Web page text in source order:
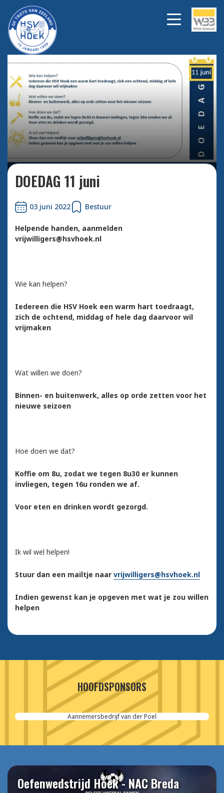
Bekijk alle foto's
DOEDAG 11 juni
03 juni 2022 Bestuur
Helpende handen, aanmelden
vrijwilligers@hsvhoek.nl
Wie kan helpen?
Iedereen die HSV Hoek een warm hart toedraagt,
zich de ochtend, middag of hele dag daarvoor wil
vrijmaken
Wat willen we doen?
Binnen- en buitenwerk, alles op orde zetten voor het
nieuwe seizoen
Hoe doen we dat?
Koffie om 8u, zodat we tegen 8u30 er kunnen
invliegen, tegen 16u ronden we af.
Voor eten en drinken wordt gezorgd.
Ik wil wel helpen!
Stuur dan een mailtje naar vrijwilligers@hsvhoek.nl
Indien gewenst kan je opgeven met wat je zou willen
helpen
HOOFDSPONSORS
Aannemersbedrijf van der Poel
Oefenwedstrijd Hoek - NAC Breda